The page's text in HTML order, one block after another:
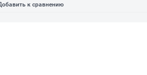
к сравнению